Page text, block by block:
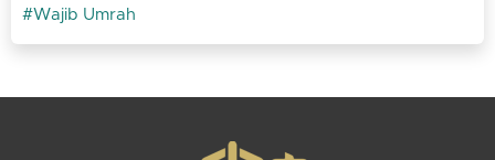
Wajib Umrah